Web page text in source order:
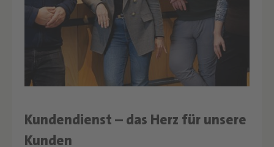
Text überspringen
Kundendienst – das Herz für unsere
Kunden